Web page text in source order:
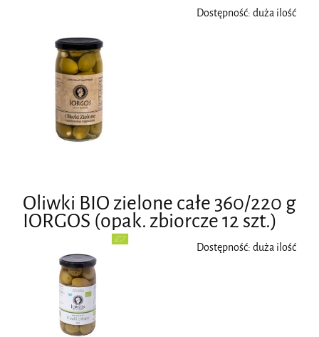
Dostępność: duża ilość
Oliwki BIO zielone całe 360/220 g
IORGOS (opak. zbiorcze 12 szt.)
Dostępność: duża ilość